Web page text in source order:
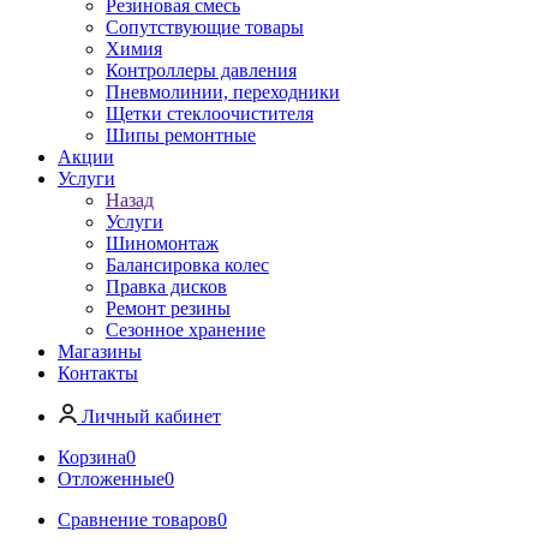
Резиновая смесь
Сопутствующие товары
Химия
Контроллеры давления
Пневмолинии, переходники
Щетки стеклоочистителя
Шипы ремонтные
Акции
Услуги
Назад
Услуги
Шиномонтаж
Балансировка колес
Правка дисков
Ремонт резины
Сезонное хранение
Магазины
Контакты
Личный кабинет
Корзина0
Отложенные0
Сравнение товаров0